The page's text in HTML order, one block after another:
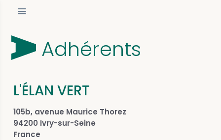
Adhérents
L'ÉLAN VERT
105b, avenue Maurice Thorez
94200 Ivry-sur-Seine
France